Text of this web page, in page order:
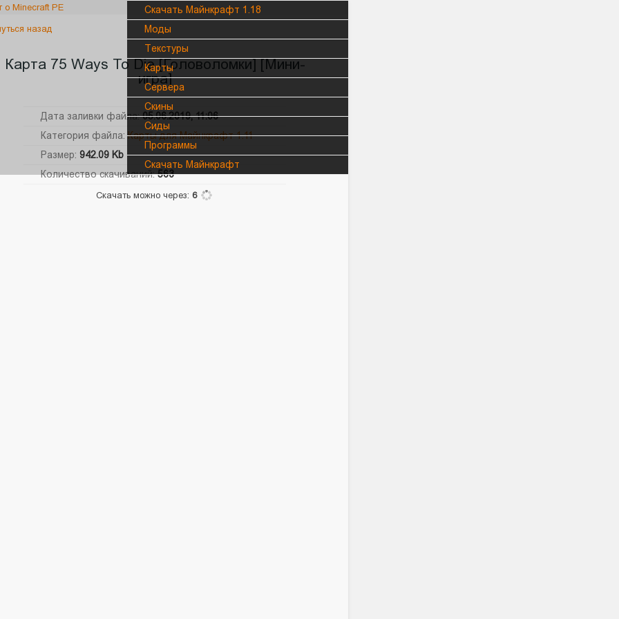
Скачать Майнкрафт 1.18
Моды
Текстуры
Карты
Сервера
Cкины
Сиды
Программы
Скачать Майнкрафт
назад
Карта 75 Ways To Die [Головоломки] [Mини-
игра]
Дата заливки файла:05.06.2019, 11:06
Категория файла:Карты для Майнкрафт 1.11
Размер: 942.09 Kb
Количество скачиваний:563
Скачать можно через: 6